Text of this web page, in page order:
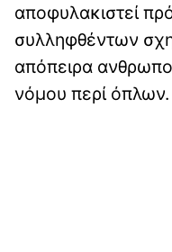
αποφυλακιστεί
συλληφθέντων
απόπειρα
νόμου περί όπλων.